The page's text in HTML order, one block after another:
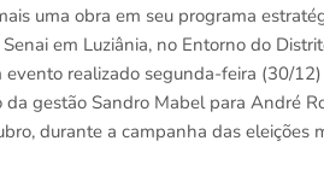
uma obra em seu programa
em Luziânia, no Entorno do
realizado segunda-feira (30/
gestão Sandro Mabel para André
durante a campanha das eleições